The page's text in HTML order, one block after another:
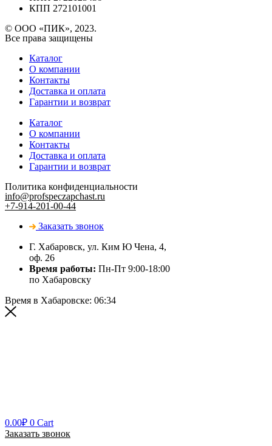
КПП 272101001
© ООО «ПИК», 2023.
Все права защищены
Каталог
О компании
Контакты
Доставка и оплата
Гарантии и возврат
Каталог
О компании
Контакты
Доставка и оплата
Гарантии и возврат
Политика конфиденциальности
info@profspeczapchast.ru
+7-914-201-00-44
Заказать звонок
Г. Хабаровск, ул. Ким Ю Чена, 4,
оф. 26
Время работы: Пн-Пт 9:00-18:00
по Хабаровску
Время в Хабаровске: 06:34
0.00₽ 0 Cart
Заказать звонок